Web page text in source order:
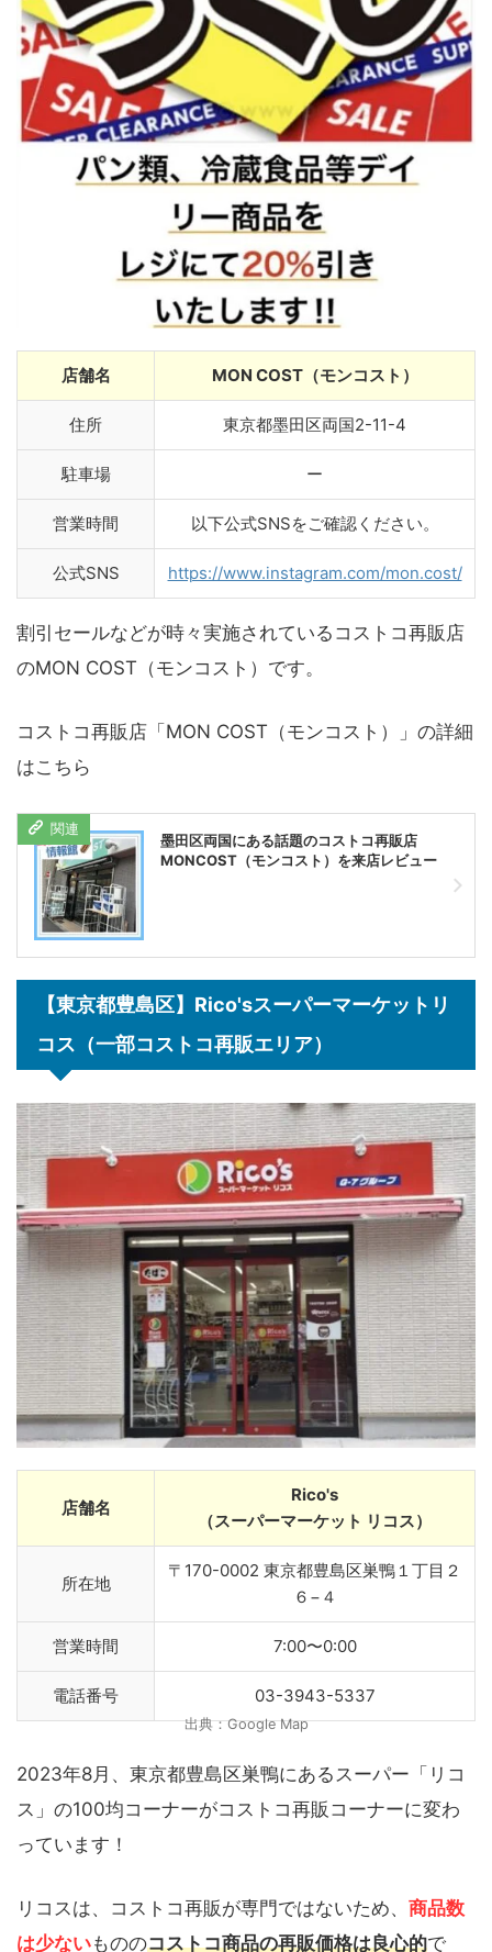
店舗名 MON COST（モンコスト）
住所 東京都墨田区両国2-11-4
駐車場 ー
営業時間 以下公式SNSをご確認ください。
公式SNS https://www.instagram.com/mon.cost/
割引セールなどが時々実施されているコストコ再販店
のMON COST（モンコスト）です。
コストコ再販店「MON COST（モンコスト）」の詳細
はこちら
墨田区両国にある話題のコストコ再販店
MONCOST（モンコスト）を来店レビュー
【東京都豊島区】Rico'sスーパーマーケットリ
コス（一部コストコ再販エリア）
店舗名
Rico's
（スーパーマーケット リコス）
所在地
〒170-0002 東京都豊島区巣鴨１丁目２
６−４
営業時間 7:00〜0:00
電話番号 03-3943-5337
出典：Google Map
2023年8月、東京都豊島区巣鴨にあるスーパー「リコ
ス」の100均コーナーがコストコ再販コーナーに変わ
っています！
リコスは、コストコ再販が専門ではないため、 商品数
は少ないもののコストコ商品の再販価格は良心的で